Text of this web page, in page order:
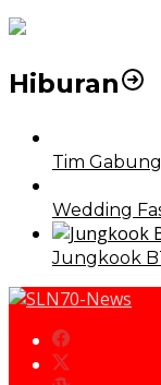
Hiburan
Tim
Wedding
Jungkook